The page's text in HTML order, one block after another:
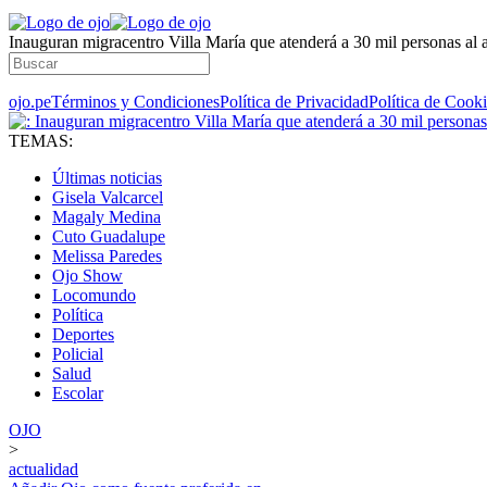
Inauguran migracentro Villa María que atenderá a 30 mil personas al
ojo.peTérminos y CondicionesPolítica de PrivacidadPolítica de
TEMAS:
Últimas noticias
Gisela Valcarcel
Magaly Medina
Cuto Guadalupe
Melissa Paredes
Ojo Show
Locomundo
Política
Deportes
Policial
Salud
Escolar
OJO
>
actualidad